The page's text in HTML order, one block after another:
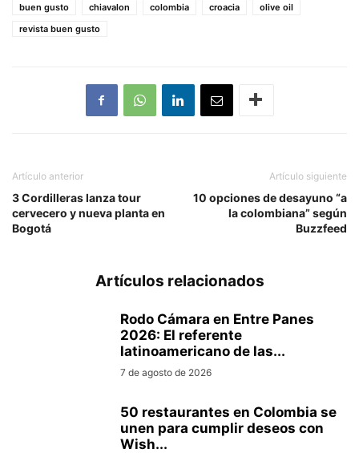
buen gusto
chiavalon colombia croacia
olive oil
revista buen gusto
Artículo anterior
3 Cordilleras lanza tour
cervecero y nueva planta en
Bogotá
Artículo siguiente
10 opciones de desayuno “a
la colombiana” según
Buzzfeed
Artículos relacionados
Rodo Cámara en Entre Panes
2026: El referente
latinoamericano de las...
7 de agosto de 2026
50 restaurantes en Colombia se
unen para cumplir deseos con
Wish...